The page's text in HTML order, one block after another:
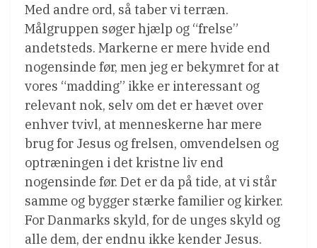
Med andre ord, så taber vi terræn.
Målgruppen søger hjælp og “frelse”
andetsteds. Markerne er mere hvide end
nogensinde før, men jeg er bekymret for at
vores “madding” ikke er interessant og
relevant nok, selv om det er hævet over
enhver tvivl, at menneskerne har mere
brug for Jesus og frelsen, omvendelsen og
optræningen i det kristne liv end
nogensinde før. Det er da på tide, at vi står
samme og bygger stærke familier og kirker.
For Danmarks skyld, for de unges skyld og
alle dem, der endnu ikke kender Jesus.